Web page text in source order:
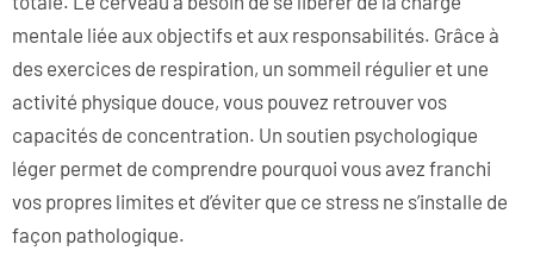
mentale liée aux objectifs et aux responsabilités. Grâce à
des exercices de respiration, un sommeil régulier et une
activité physique douce, vous pouvez retrouver vos
capacités de concentration. Un soutien psychologique
léger permet de comprendre pourquoi vous avez franchi
vos propres limites et d’éviter que ce stress ne s’installe de
façon pathologique.